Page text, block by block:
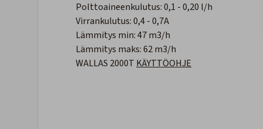
Polttoaineenkulutus: 0,1 - 0,20 l/h
Virrankulutus: 0,4 - 0,7A
Lämmitys min: 47 m3/h
Lämmitys maks: 62 m3/h
WALLAS 2000T KÄYTTÖOHJE